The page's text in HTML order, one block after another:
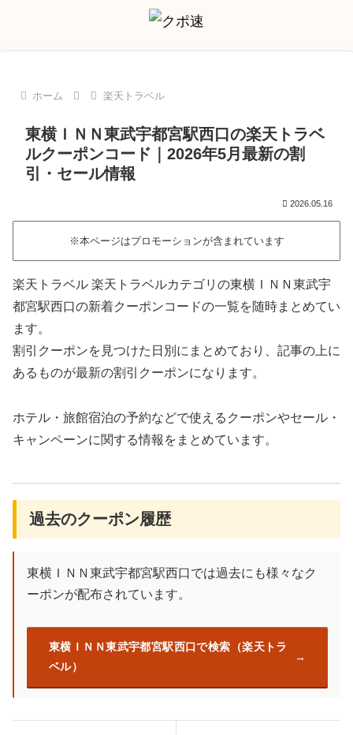
ホーム 楽天トラベル
東横ＩＮＮ東武宇都宮駅西口の楽天トラベ
ルクーポンコード｜2026年5月最新の割
引・セール情報
2026.05.16
※本ページはプロモーションが含まれています
楽天トラベル 楽天トラベルカテゴリの東横ＩＮＮ東武宇
都宮駅西口の新着クーポンコードの一覧を随時まとめてい
ます。
割引クーポンを見つけた日別にまとめており、記事の上に
あるものが最新の割引クーポンになります。
ホテル・旅館宿泊の予約などで使えるクーポンやセール・
キャンペーンに関する情報をまとめています。
過去のクーポン履歴
東横ＩＮＮ東武宇都宮駅西口では過去にも様々なク
ーポンが配布されています。
東横ＩＮＮ東武宇都宮駅西口で検索（楽天トラ
ベル）